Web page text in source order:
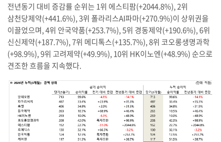
전년동기 대비 증감률 순위는 1위 에스티팜(+2044.8%), 2위
삼천당제약(+441.6%), 3위 폴라리스AI파마(+270.9%)이 상위권을
이끌었으며, 4위 안국약품(+253.7%), 5위 경동제약(+190.6%), 6위
신신제약(+187.7%), 7위 메디톡스(+135.7%), 8위 코오롱생명과학
(+98.9%), 9위 고려제약(+49.9%), 10위 HK이노엔(+48.9%) 순으로
견조한 흐름을 지속했다.